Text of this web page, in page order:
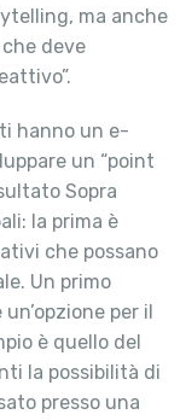
ma anche
deve
hanno un e-
un “point
Sopra
la prima è
che possano
Un primo
per il
è quello del
la possibilità di
presso una